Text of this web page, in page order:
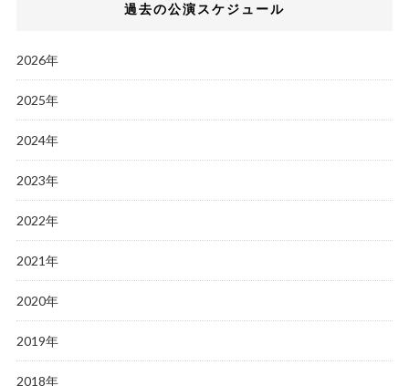
過去の公演スケジュール
2026年
2025年
2024年
2023年
2022年
2021年
2020年
2019年
2018年